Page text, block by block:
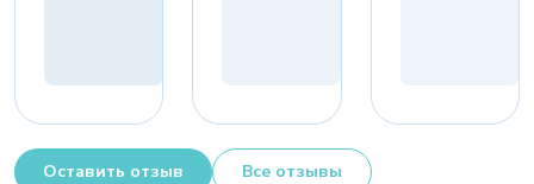
Оставить отзыв Все отзывы